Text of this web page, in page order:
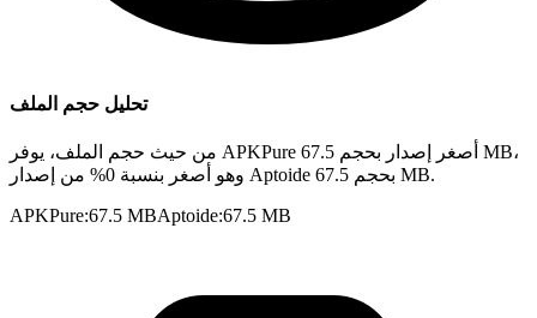
تحليل حجم الملف
من حيث حجم الملف، يوفر APKPure أصغر إصدار بحجم 67.5 MB،
وهو أصغر بنسبة 0% من إصدار Aptoide بحجم 67.5 MB.
APKPure:67.5 MBAptoide:67.5 MB